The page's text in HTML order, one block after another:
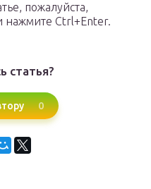
пожалуйста,
нажмите Ctrl+Enter.
статья?
0